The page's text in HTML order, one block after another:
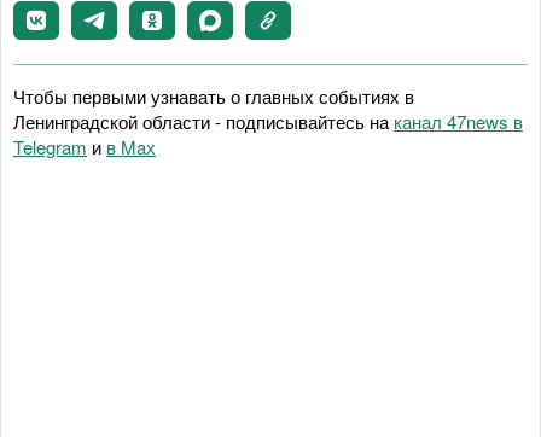
Чтобы первыми узнавать о главных событиях в
Ленинградской области - подписывайтесь на канал 47news в
Telegram и в Maх